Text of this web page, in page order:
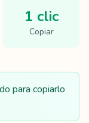
1 clic
Copiar
para copiarlo